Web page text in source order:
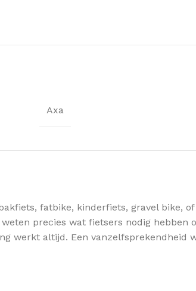
Axa
fatbike, kinderfiets, gravel bike,
precies wat fietsers nodig hebben
werkt altijd. Een vanzelfsprekendheid